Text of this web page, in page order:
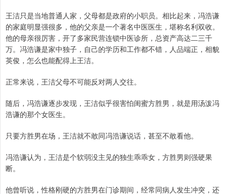
王洁只是当地普通人家，父母都是政府的小职员。相比起来，冯浩谦
的家庭明显强很多，他的父亲是一个著名中医医生，堪称名利双收。
他的母亲很厉害，开了多家民营连锁中医诊所，总资产高达二三千
万。冯浩谦是家中独子，自己的学历和工作都不错，人品端正，相貌
英俊，怎么也能配得上王洁。
正常来说，王洁父母不可能反对两人交往。
随后，冯浩谦逐步发现，王洁似乎很害怕闺蜜方胜男，就是用汤泼冯
浩谦的那个女医生。
只要方胜男在场，王洁就不敢同冯浩谦说话，甚至不敢看他。
冯浩谦认为，王洁是个软弱没主见的独生乖乖女，方胜男则强硬果
断。
他曾听说，性格刚硬的方胜男在门诊期间，经常同病人发生冲突，还